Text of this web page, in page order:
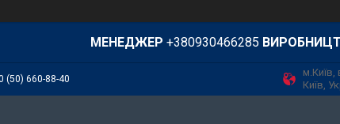
МЕНЕДЖЕР +380930466285
(50) 660-88-40
м.Київ,
Київ,